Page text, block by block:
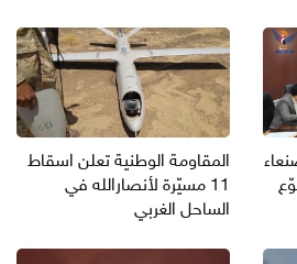
المقاومة الوطنية تعلن اسقاط
11 مسيّرة لأنصارالله في
الساحل الغربي